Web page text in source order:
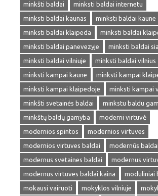
minkšti baldai
minksti baldai internetu
minksti baldai kaunas
minksti baldai kaune
minksti baldai klaipeda
minksti baldai
minksti baldai panevezyje
minksti baldai
minksti baldai vilniuje
minksti baldai vilnius
minksti kampai kaune
minksti kampai
minksti kampai klaipedoje
minksti kampai
minkšti svetainės baldai
minkstu baldu
minkštų baldų gamyba
moderni virtuvė
modernios spintos
modernios virtuves
modernios virtuves baldai
modernūs baldai
modernus svetaines baldai
modernus
modernus virtuves baldai kaina
moduliniai
mokausi vairuoti
mokyklos vilniuje